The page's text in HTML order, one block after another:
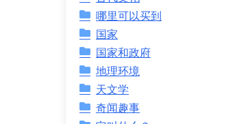
哪里可以买到
国家
国家和政府
地理环境
天文学
奇闻趣事